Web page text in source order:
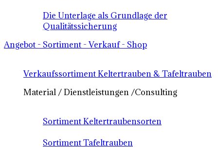
Die Unterlage als Grundlage der
Qualitätssicherung
Angebot - Sortiment - Verkauf - Shop
Verkaufssortiment Keltertrauben & Tafeltrauben
Material / Dienstleistungen /Consulting
Sortiment Keltertraubensorten
Sortiment Tafeltrauben